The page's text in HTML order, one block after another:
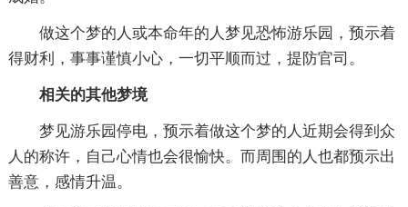
做这个梦的人或本命年的人梦见恐怖游乐园，预示着
得财利，事事谨慎小心，一切平顺而过，提防官司。
相关的其他梦境
梦见游乐园停电，预示着做这个梦的人近期会得到众
人的称许，自己心情也会很愉快。而周围的人也都预示出
善意，感情升温。